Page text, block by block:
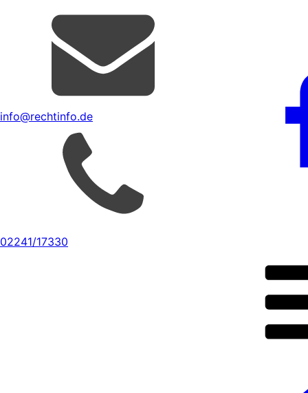
info@rechtinfo.de
02241/17330